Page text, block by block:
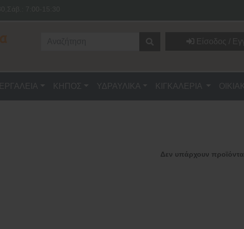
ΕΡΓΑΛΕΙΑ ΚΗΠΟΣ ΥΔΡΑΥΛΙΚΑ ΚΙΓΚΑΛΕΡΙΑ
Δεν υπάρχουν